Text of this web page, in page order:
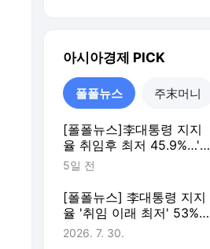
아시아경제 PICK
폴폴뉴스 주末머니
[폴폴뉴스]李대통령 지지
율 취임후 최저 45.9%…'부
정평가, 긍정평가 앞서'
5일 전
[폴폴뉴스] 李대통령 지지
율 '취임 이래 최저' 53%…
민주 40%·국힘 21%
2026. 7. 30.